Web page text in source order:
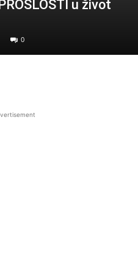
u život
0